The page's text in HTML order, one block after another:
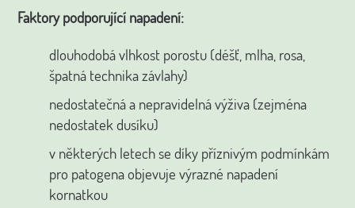
Faktory podporující napadení:
dlouhodobá vlhkost porostu (déšť, mlha, rosa,
špatná technika závlahy)
nedostatečná a nepravidelná výživa (zejména
nedostatek dusíku)
v některých letech se díky příznivým podmínkám
pro patogena objevuje výrazné napadení
kornatkou